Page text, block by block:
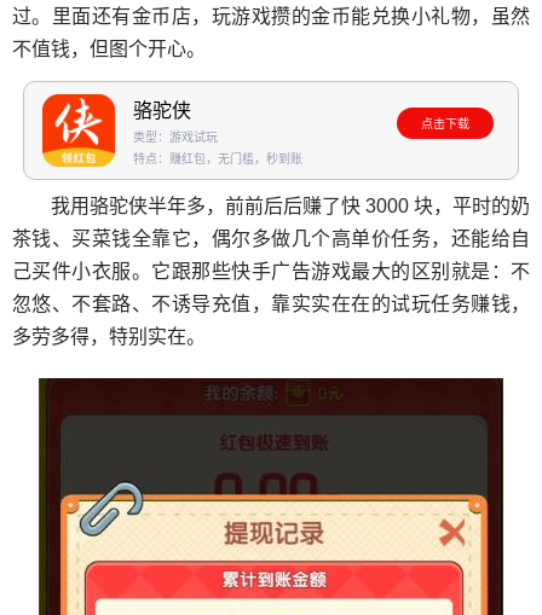
过。里面还有金币店，玩游戏攒的金币能兑换小礼物，虽然
不值钱，但图个开心。
骆驼侠
类型：游戏试玩
特点：赚红包，无门槛，秒到账
点击下载
我用骆驼侠半年多，前前后后赚了快 3000 块，平时的奶
茶钱、买菜钱全靠它，偶尔多做几个高单价任务，还能给自
己买件小衣服。它跟那些快手广告游戏最大的区别就是：不
忽悠、不套路、不诱导充值，靠实实在在的试玩任务赚钱，
多劳多得，特别实在。